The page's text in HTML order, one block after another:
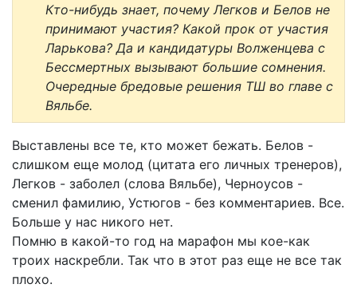
Кто-нибудь знает, почему Легков и Белов не
принимают участия? Какой прок от участия
Ларькова? Да и кандидатуры Волженцева с
Бессмертных вызывают большие сомнения.
Очередные бредовые решения ТШ во главе с
Вяльбе.
Выставлены все те, кто может бежать. Белов -
слишком еще молод (цитата его личных тренеров),
Легков - заболел (слова Вяльбе), Черноусов -
сменил фамилию, Устюгов - без комментариев. Все.
Больше у нас никого нет.
Помню в какой-то год на марафон мы кое-как
троих наскребли. Так что в этот раз еще не все так
плохо.